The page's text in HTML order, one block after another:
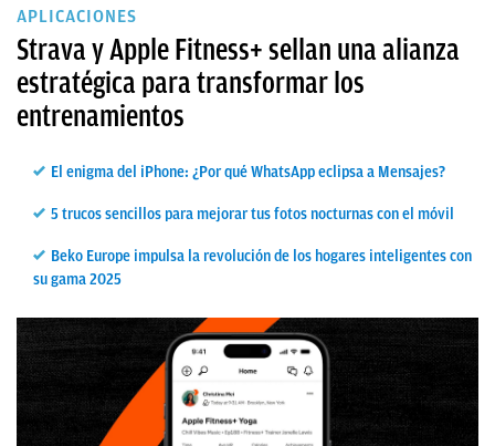
APLICACIONES
Strava y Apple Fitness+ sellan una alianza
estratégica para transformar los
entrenamientos
El enigma del iPhone: ¿Por qué WhatsApp eclipsa a Mensajes?
5 trucos sencillos para mejorar tus fotos nocturnas con el móvil
Beko Europe impulsa la revolución de los hogares inteligentes con
su gama 2025